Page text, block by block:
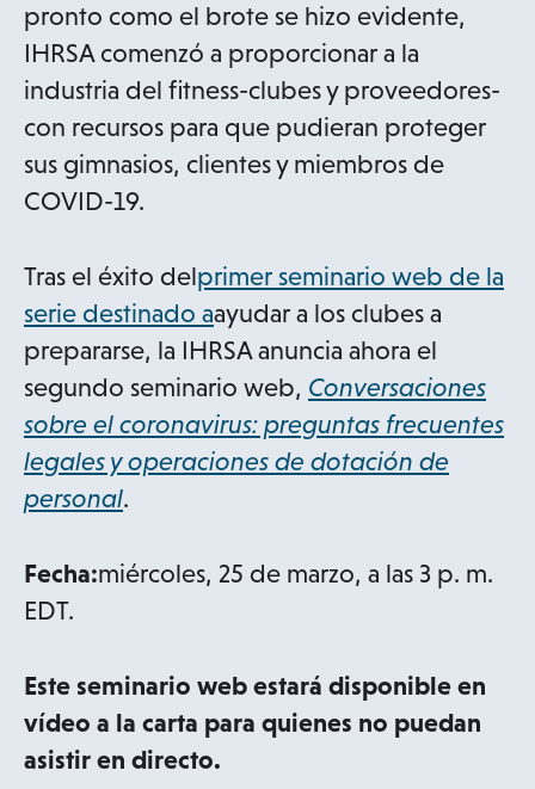
pronto como el brote se hizo evidente,
IHRSA comenzó a proporcionar a la
industria del fitness-clubes y proveedores-
con recursos para que pudieran proteger
sus gimnasios, clientes y miembros de
COVID-19.
Tras el éxito delprimer seminario web de la
serie destinado aayudar a los clubes a
prepararse, la IHRSA anuncia ahora el
segundo seminario web, Conversaciones
sobre el coronavirus: preguntas frecuentes
legales y operaciones de dotación de
personal.
Fecha:miércoles, 25 de marzo, a las 3 p. m.
EDT.
Este seminario web estará disponible en
vídeo a la carta para quienes no puedan
asistir en directo.